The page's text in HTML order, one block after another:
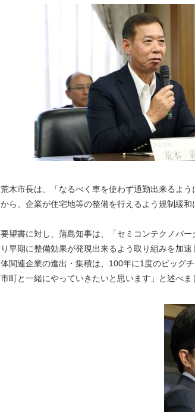
荒木市長は、「なるべく車を使わず通勤出来るよ
から、企業が住宅地等の整備を行えるよう規制緩和
要望書に対し、蒲島知事は、「セミコンテクノパ
り早期に整備効果が発現出来るよう取り組みを加
体関連企業の進出・集積は、100年に1度のビッグ
市町と一緒にやっていきたいと思います」と述べま